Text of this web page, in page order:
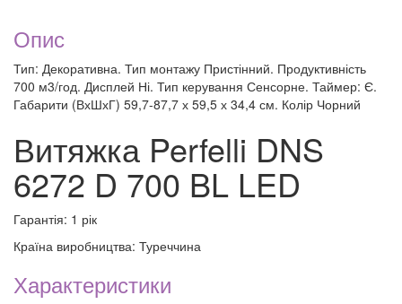
Опис
Тип: Декоративна. Тип монтажу Пристінний. Продуктивність
700 м3/год. Дисплей Ні. Тип керування Сенсорне. Таймер: Є.
Габарити (ВхШхГ) 59,7-87,7 х 59,5 х 34,4 см. Колір Чорний
Витяжка Perfelli DNS
6272 D 700 BL LED
Гарантія: 1 рік
Країна виробництва: Туреччина
Характеристики